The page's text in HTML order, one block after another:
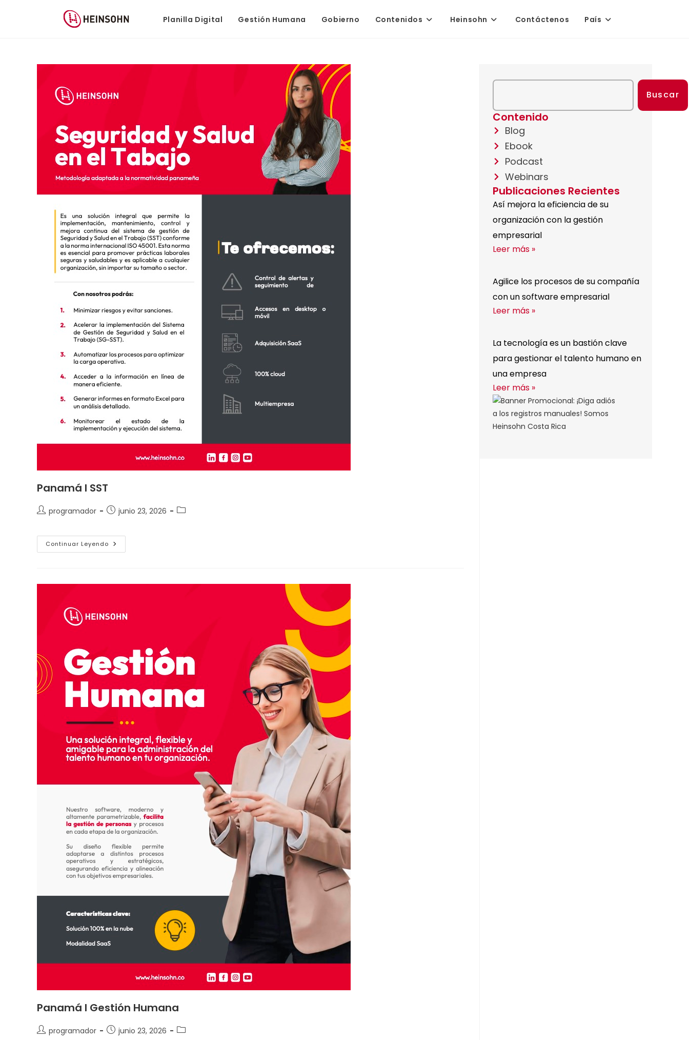
Planilla Digital Gestión Humana Gobierno Contenidos Heinsohn Contáctenos País
Panamá I SST
programador junio 23, 2026
Continuar Leyendo
Panamá I Gestión Humana
programador junio 23, 2026
Buscar
Contenido
Blog
Ebook
Podcast
Webinars
Publicaciones Recientes
Así mejora la eficiencia de su
organización con la gestión
empresarial
Leer más »
Agilice los procesos de su compañía
con un software empresarial
Leer más »
La tecnología es un bastión clave
para gestionar el talento humano en
una empresa
Leer más »